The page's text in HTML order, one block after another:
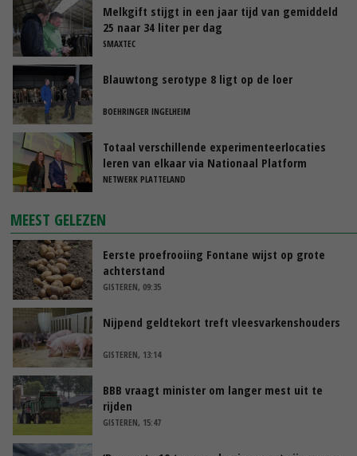
Melkgift stijgt in een jaar tijd van gemiddeld
25 naar 34 liter per dag
SMAXTEC
Blauwtong serotype 8 ligt op de loer
BOEHRINGER INGELHEIM
Totaal verschillende experimenteerlocaties
leren van elkaar via Nationaal Platform
NETWERK PLATTELAND
MEEST GELEZEN
Eerste proefrooiing Fontane wijst op grote
achterstand
GISTEREN, 09:35
Nijpend geldtekort treft vleesvarkenshouders
GISTEREN, 13:14
BBB vraagt minister om langer mest uit te
rijden
GISTEREN, 15:47